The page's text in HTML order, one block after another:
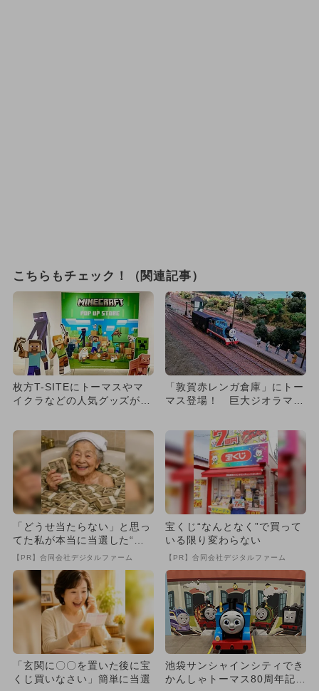
こちらもチェック！（関連記事）
枚方T-SITEにトーマスやマ
イクラなどの人気グッズが集
「敦賀赤レンガ倉庫」にトー
マス登場！ 巨大ジオラマ＆
「どうせ当たらない」と思っ
てた私が本当に当選した“買
い方”がこれ
【PR】合同会社デジタルファーム
宝くじ“なんとなく”で買って
いる限り変わらない
【PR】合同会社デジタルファーム
「玄関に〇〇を置いた後に宝
くじ買いなさい」簡単に当選
池袋サンシャインシティでき
かんしゃトーマス80周年記念